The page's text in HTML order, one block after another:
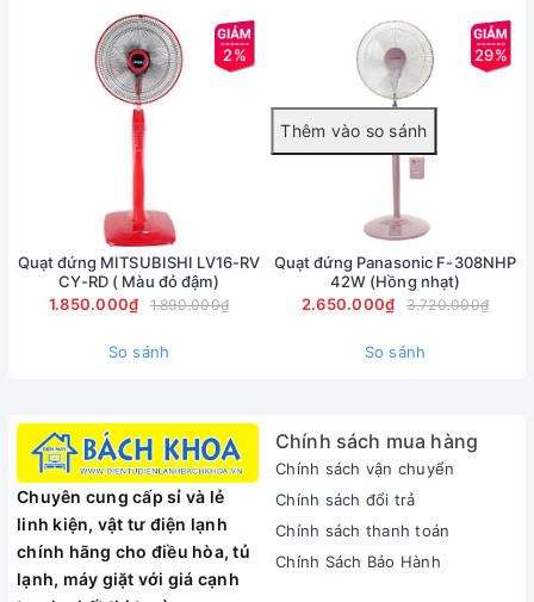
Lưu lượng gió
Chất liệu cánh quạt Kim loại
Vàng, trắng
Chế độ bảo hành 24 tháng, động cơ 36 tháng
Ngày hè oi bức đã đến, quạt điện vẫn luôn là thiết bị làm
mát không thể thiếu trong mỗi gia đình. Vậy chọn quạt điện
nào mát, chạy êm, giá cả lại phải chăng?
Là nhà phân phối điện máy gia dụng chính hãng tại Miền
Bắc, Điện máy Quang Hạnh giới thiệu tới người tiêu dùng sản
phẩm Quạt đứng KDK P40V- Đây là một trong những model
2%
Quạt đứng MITSUBISHI LV16-RV
CY-RD ( Màu đỏ đậm)
1.850.000₫
1.890.000₫
So sánh
29%
Quạt đứng Panasonic F-308NHP
42W (Hồng nhạt)
2.650.000₫
3.720.000₫
So sánh
Chuyên cung cấp sỉ và lẻ
linh kiện, vật tư điện lạnh
chính hãng cho điều hòa, tủ
lạnh, máy giặt với giá cạnh
Chính sách mua hàng
Chính sách vận chuyển
Chính sách đổi trả
Chính sách thanh toán
Chính Sách Bảo Hành